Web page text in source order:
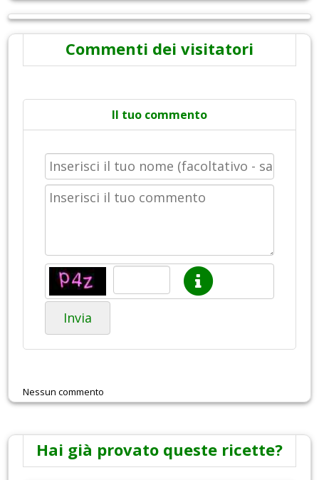
Commenti dei visitatori
Il tuo commento
Invia
Nessun commento
Hai già provato queste ricette?